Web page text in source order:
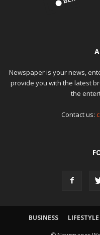
Newspaper is your news,
provide you with the latest
the
Contact us:
BUSINESS LIFESTYLE